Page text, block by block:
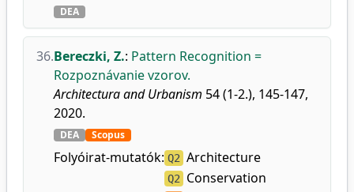
DEA
36.Bereczki, Z.: Pattern Recognition =
Rozpoznávanie vzorov.
Architectura and Urbanism 54 (1-2.), 145-147,
2020.
DEA Scopus
Folyóirat-mutatók: Q2 Architecture
Q2 Conservation